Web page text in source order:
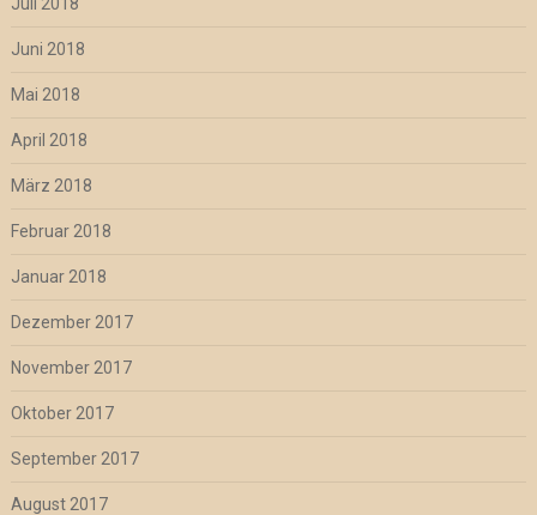
Juni 2018
Mai 2018
April 2018
März 2018
Februar 2018
Januar 2018
Dezember 2017
November 2017
Oktober 2017
September 2017
August 2017